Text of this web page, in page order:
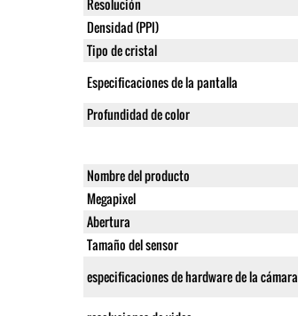
Resolución
Densidad (PPI)
Tipo de cristal
Especificaciones de la pantalla
Profundidad de color
Nombre del producto
Megapixel
Abertura
Tamaño del sensor
especificaciones de hardware de la cámara